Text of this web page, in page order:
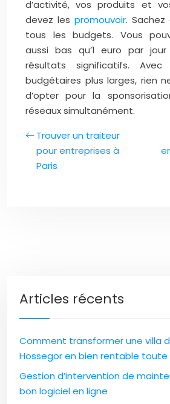
d’activité, vos produits et
devez les promouvoir. Sachez
tous les budgets. Vous
aussi bas qu’1 euro par
résultats significatifs.
budgétaires plus larges, rien
d’opter pour la
réseaux simultanément.
Trouver un traiteur
pour entreprises à
Paris
Articles récents
Comment transformer une villa
Hossegor en bien rentable toute
Gestion d’intervention de
bon logiciel en ligne